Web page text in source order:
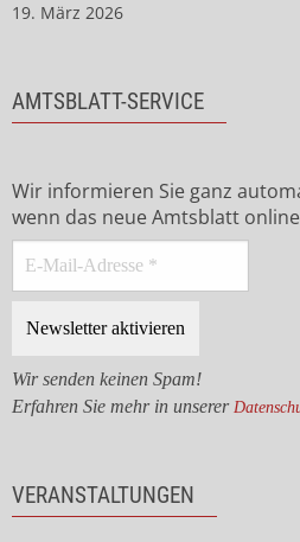
19. März 2026
AMTSBLATT-SERVICE
Wir informieren Sie ganz
wenn das neue Amtsblatt
Wir senden keinen Spam!
Erfahren Sie mehr in unserer
VERANSTALTUNGEN